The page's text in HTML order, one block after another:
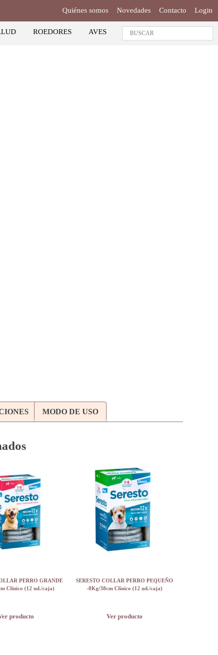
Quiénes somos Novedades Contacto Login
ROEDORES AVES
MODO DE USO
PERRO GRANDE
Clínico (12 ud./caja)
producto
SERESTO COLLAR PERRO PEQUEÑO
-8Kg/38cm Clínico (12 ud./caja)
Ver producto